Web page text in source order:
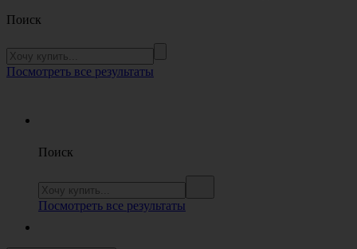
Поиск
Посмотреть все результаты
Поиск
Посмотреть все результаты